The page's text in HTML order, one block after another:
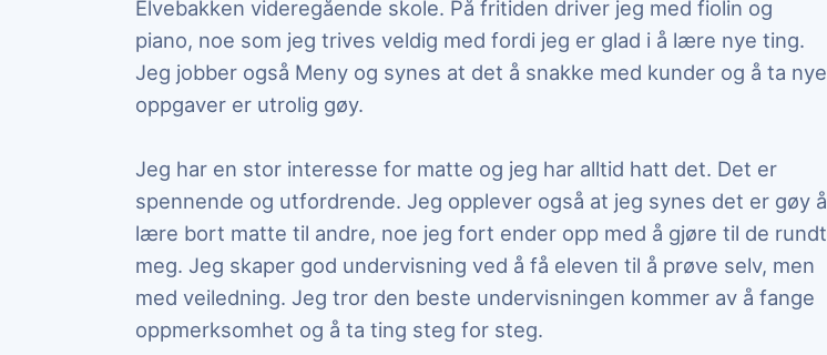
Elvebakken videregående skole. På fritiden driver jeg med fiolin og
piano, noe som jeg trives veldig med fordi jeg er glad i å lære nye ting.
Jeg jobber også Meny og synes at det å snakke med kunder og å ta nye
oppgaver er utrolig gøy.
Jeg har en stor interesse for matte og jeg har alltid hatt det. Det er
spennende og utfordrende. Jeg opplever også at jeg synes det er gøy å
lære bort matte til andre, noe jeg fort ender opp med å gjøre til de rundt
meg. Jeg skaper god undervisning ved å få eleven til å prøve selv, men
med veiledning. Jeg tror den beste undervisningen kommer av å fange
oppmerksomhet og å ta ting steg for steg.